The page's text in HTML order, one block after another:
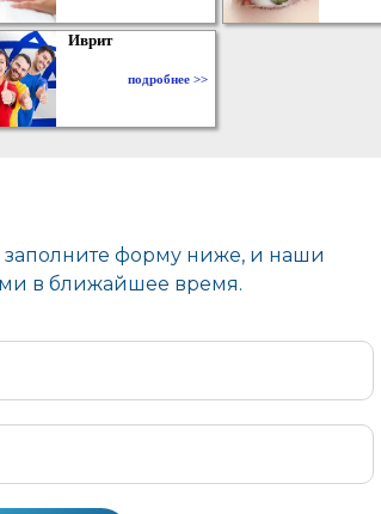
Иврит
подробнее >>